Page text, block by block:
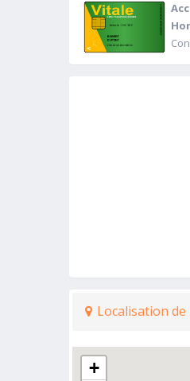
Localisation de
+